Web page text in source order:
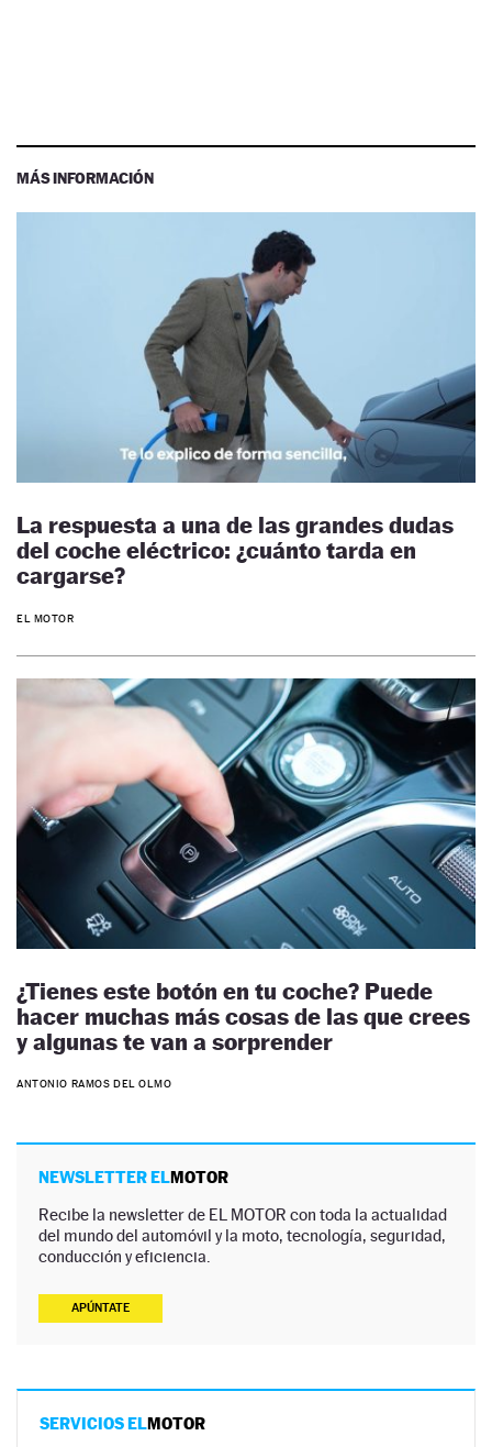
MÁS INFORMACIÓN
La respuesta a una de las grandes dudas
del coche eléctrico: ¿cuánto tarda en
cargarse?
EL MOTOR
¿Tienes este botón en tu coche? Puede
hacer muchas más cosas de las que crees
y algunas te van a sorprender
ANTONIO RAMOS DEL OLMO
NEWSLETTER ELMOTOR
Recibe la newsletter de EL MOTOR con toda la actualidad
del mundo del automóvil y la moto, tecnología, seguridad,
conducción y eficiencia.
APÚNTATE
SERVICIOS ELMOTOR